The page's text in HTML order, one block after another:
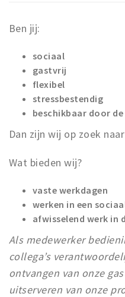
Andere City Apps
Inloggen
Ben jij:
sociaal
gastvrij
flexibel
stressbestendig
beschikbaar door de
Dan zijn wij op zoek
Wat bieden wij?
vaste werkdagen
werken in een
afwisselend werk in
Als medewerker
collega’s
ontvangen van onze
uitserveren van onze